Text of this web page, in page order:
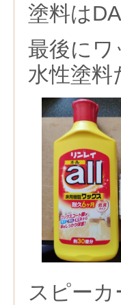
塗料は
最後に
水性塗料
スピー